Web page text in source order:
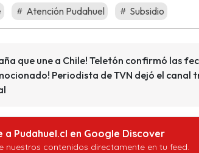
Atención Pudahuel Subsidio
que une a Chile! Teletón confirmó las
Periodista de TVN dejó el canal
a Pudahuel.cl en Google Discover
nuestros contenidos directamente en tu feed.